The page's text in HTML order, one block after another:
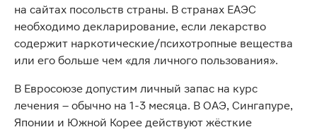
на сайтах посольств страны. В странах ЕАЭС
необходимо декларирование, если лекарство
содержит наркотические/психотропные вещества
или его больше чем «для личного пользования».
В Евросоюзе допустим личный запас на курс
лечения – обычно на 1-3 месяца. В ОАЭ, Сингапуре,
Японии и Южной Корее действуют жёсткие